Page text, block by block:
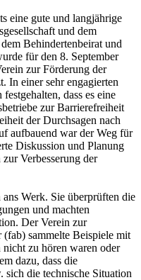
eine gute und langjährige
und dem
Behindertenbeirat und
für den 8. September
zur Förderung der
In einer sehr engagierten
dass es eine
zur Barrierefreiheit
der Durchsagen nach
aufbauend war der Weg für
Diskussion und Planung
Verbesserung der
Werk. Sie überprüften die
und machten
Der Verein zur
sammelte Beispiele mit
zu hören waren oder
dazu, dass die
sich die technische Situation